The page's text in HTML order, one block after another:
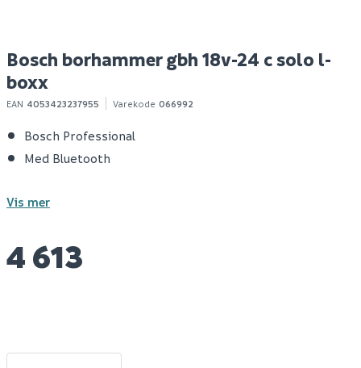
Bosch borhammer gbh 18v-24 c solo l-
boxx
EAN 4053423237955 Varekode 066992
Bosch Professional
Med Bluetooth
Vis mer
4 613